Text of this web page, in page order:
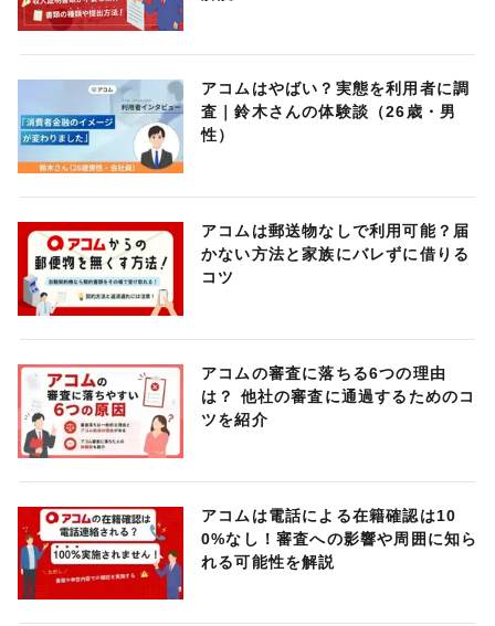
アコムはやばい？実態を利用者に調
査｜鈴木さんの体験談（26歳・男
性）
アコムは郵送物なしで利用可能？届
かない方法と家族にバレずに借りる
コツ
アコムの審査に落ちる6つの理由
は？ 他社の審査に通過するためのコ
ツを紹介
アコムは電話による在籍確認は10
0%なし！審査への影響や周囲に知ら
れる可能性を解説